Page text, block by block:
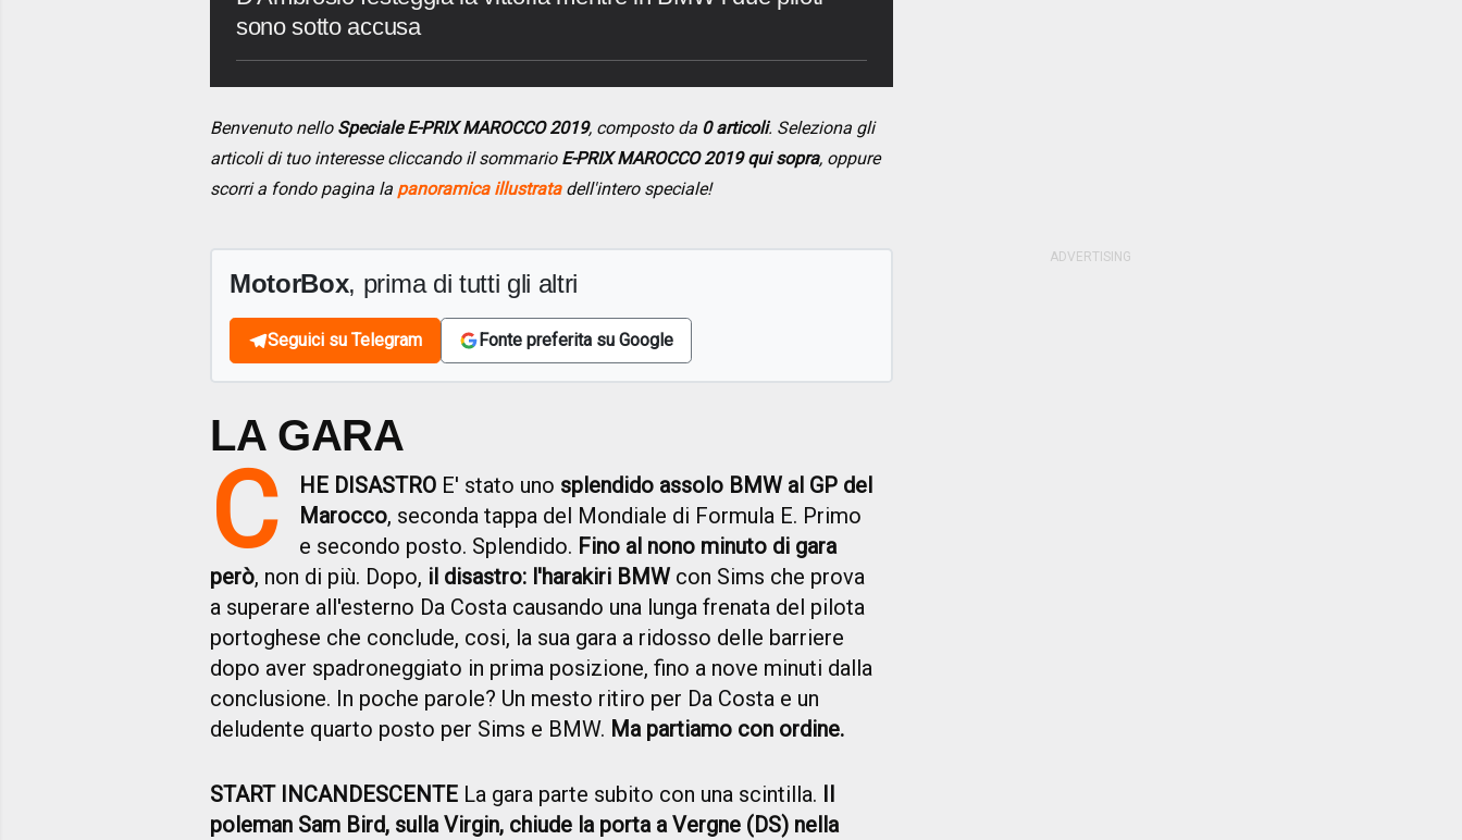
sono sotto accusa
Benvenuto nello Speciale E-PRIX MAROCCO 2019, composto da 0 articoli. Seleziona gli
articoli di tuo interesse cliccando il sommario E-PRIX MAROCCO 2019 qui sopra, oppure
scorri a fondo pagina la panoramica illustratadell'intero speciale!
MotorBox, prima di tutti gli altri
Seguici su Telegram Fonte preferita su Google
LA GARA
C HE DISASTRO E' stato uno splendido assolo BMW al GP del
Marocco, seconda tappa del Mondiale di Formula E. Primo
e secondo posto. Splendido. Fino al nono minuto di gara
però, non di più. Dopo, il disastro: l'harakiri BMWcon Sims che prova
a superare all'esterno Da Costa causando una lunga frenata del pilota
portoghese che conclude, cosi, la sua gara a ridosso delle barriere
dopo aver spadroneggiato in prima posizione, fino a nove minuti dalla
conclusione. In poche parole? Un mesto ritiro per Da Costa e un
deludente quarto posto per Sims e BMW. Ma partiamo con ordine.
START INCANDESCENTE La gara parte subito con una scintilla. Il
poleman Sam Bird, sulla Virgin, chiude la porta a Vergne (DS) nella